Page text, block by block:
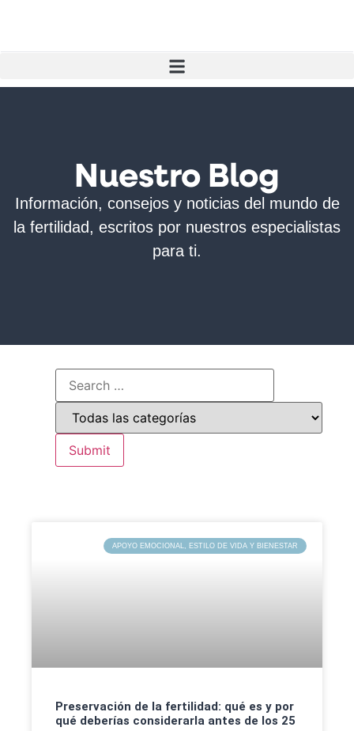
Nuestro Blog
Información, consejos y noticias del mundo de
la fertilidad, escritos por nuestros especialistas
para ti.
APOYO EMOCIONAL, ESTILO DE VIDA Y BIENESTAR
Preservación de la fertilidad: qué es y por
qué deberías considerarla antes de los 25